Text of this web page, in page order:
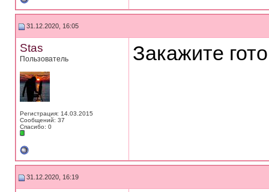
31.12.2020, 16:05
Stas
Пользователь
Регистрация: 14.03.2015
Сообщений: 37
Спасибо: 0
Закажите
31.12.2020, 16:19